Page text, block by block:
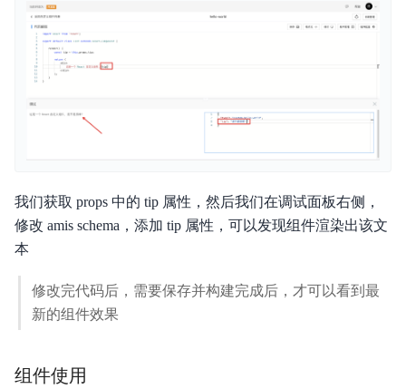
我们获取 props 中的 tip 属性，然后我们在调试面板右侧，
修改 amis schema，添加 tip 属性，可以发现组件渲染出该文
本
修改完代码后，需要保存并构建完成后，才可以看到最
新的组件效果
组件使用